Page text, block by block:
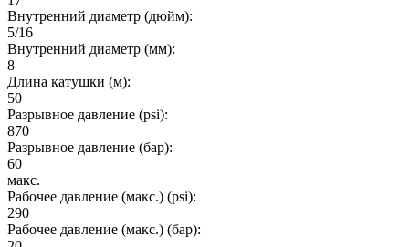
Внутренний диаметр (дюйм):
5/16
Внутренний диаметр (мм):
8
Длина катушки (м):
50
Разрывное давление (psi):
870
Разрывное давление (бар):
60
макс.
Рабочее давление (макс.) (psi):
290
Рабочее давление (макс.) (бар):